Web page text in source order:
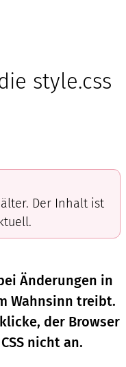
style.css
Der Inhalt ist
Änderungen in
Wahnsinn treibt.
der Browser
nicht an.